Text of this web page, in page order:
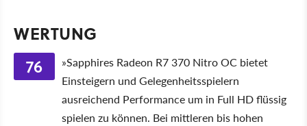
WERTUNG
76
»Sapphires Radeon R7 370 Nitro OC bietet
Einsteigern und Gelegenheitsspielern
ausreichend Performance um in Full HD flüssig
spielen zu können. Bei mittleren bis hohen